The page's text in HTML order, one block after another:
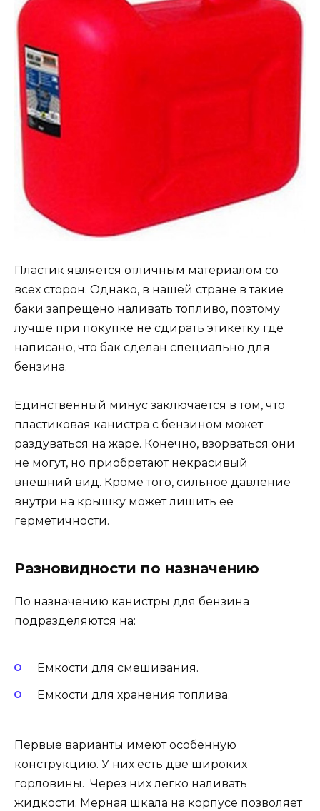
Пластик является отличным материалом со
всех сторон. Однако, в нашей стране в такие
баки запрещено наливать топливо, поэтому
лучше при покупке не сдирать этикетку где
написано, что бак сделан специально для
бензина.
Единственный минус заключается в том, что
пластиковая канистра с бензином может
раздуваться на жаре. Конечно, взорваться они
не могут, но приобретают некрасивый
внешний вид. Кроме того, сильное давление
внутри на крышку может лишить ее
герметичности.
Разновидности по назначению
По назначению канистры для бензина
подразделяются на:
Емкости для смешивания.
Емкости для хранения топлива.
Первые варианты имеют особенную
конструкцию. У них есть две широких
горловины. Через них легко наливать
жидкости. Мерная шкала на корпусе позволяет